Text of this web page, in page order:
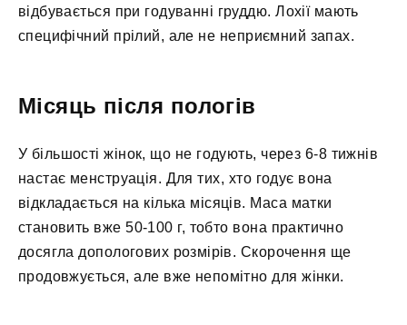
відбувається при годуванні груддю. Лохії мають
специфічний прілий, але не неприємний запах.
Місяць після пологів
У більшості жінок, що не годують, через 6-8 тижнів
настає менструація. Для тих, хто годує вона
відкладається на кілька місяців. Маса матки
становить вже 50-100 г, тобто вона практично
досягла допологових розмірів. Скорочення ще
продовжується, але вже непомітно для жінки.